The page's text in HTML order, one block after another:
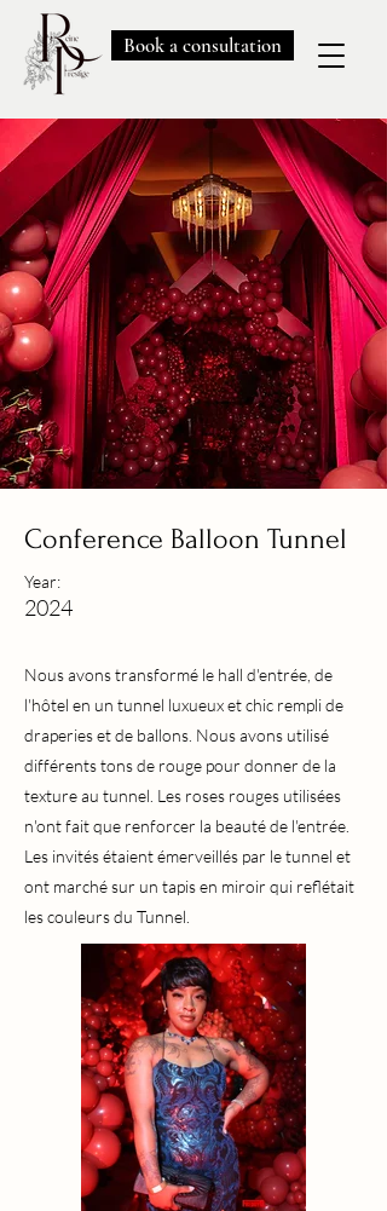
Book a consultation
Conference Balloon Tunnel
Year:
2024
Nous avons transformé le hall d'entrée, de
l'hôtel en un tunnel luxueux et chic rempli de
draperies et de ballons. Nous avons utilisé
différents tons de rouge pour donner de la
texture au tunnel. Les roses rouges utilisées
n'ont fait que renforcer la beauté de l'entrée.
Les invités étaient émerveillés par le tunnel et
ont marché sur un tapis en miroir qui reflétait
les couleurs du Tunnel.